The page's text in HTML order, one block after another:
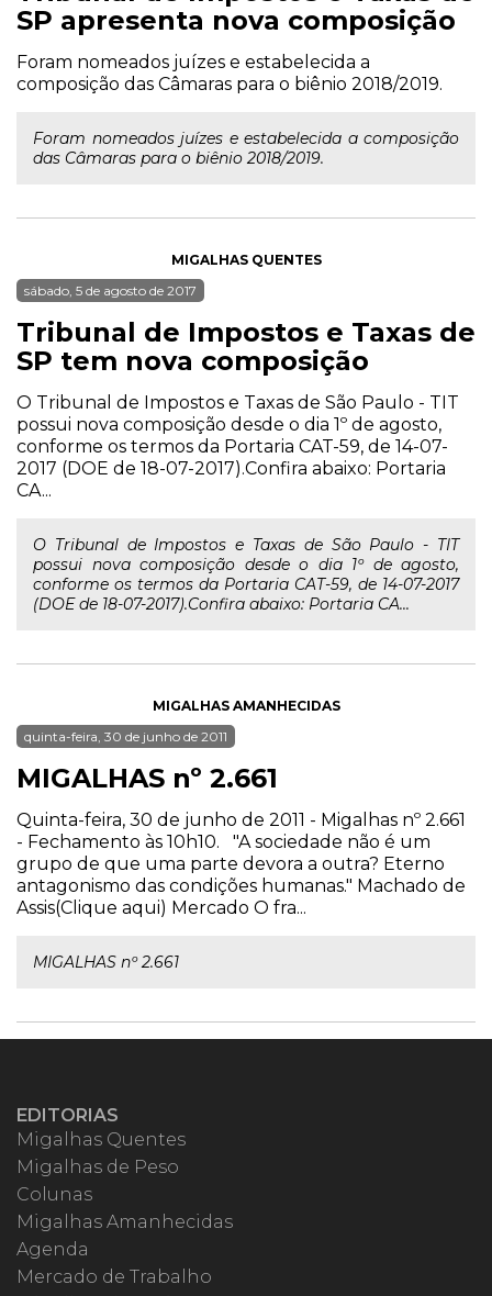
SP apresenta nova composição
Foram nomeados juízes e estabelecida a
composição das Câmaras para o biênio 2018/2019.
Foram nomeados juízes e estabelecida a composição
das Câmaras para o biênio 2018/2019.
MIGALHAS QUENTES
sábado, 5 de agosto de 2017
Tribunal de Impostos e Taxas de
SP tem nova composição
O Tribunal de Impostos e Taxas de São Paulo - TIT
possui nova composição desde o dia 1º de agosto,
conforme os termos da Portaria CAT-59, de 14-07-
2017 (DOE de 18-07-2017).Confira abaixo: Portaria
CA...
O Tribunal de Impostos e Taxas de São Paulo - TIT
possui nova composição desde o dia 1º de agosto,
conforme os termos da Portaria CAT-59, de 14-07-2017
(DOE de 18-07-2017).Confira abaixo: Portaria CA...
MIGALHAS AMANHECIDAS
quinta-feira, 30 de junho de 2011
MIGALHAS nº 2.661
Quinta-feira, 30 de junho de 2011 - Migalhas nº 2.661
- Fechamento às 10h10. "A sociedade não é um
grupo de que uma parte devora a outra? Eterno
antagonismo das condições humanas." Machado de
Assis(Clique aqui) Mercado O fra...
MIGALHAS nº 2.661
EDITORIAS
Migalhas Quentes
Migalhas de Peso
Colunas
Migalhas Amanhecidas
Agenda
Mercado de Trabalho